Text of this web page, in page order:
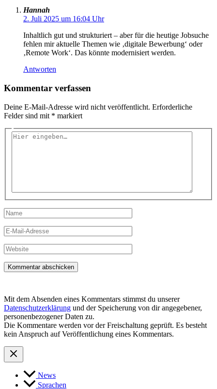
Hannah
2. Juli 2025 um 16:04 Uhr
Inhaltlich gut und strukturiert – aber für die heutige Jobsuche
fehlen mir aktuelle Themen wie ‚digitale Bewerbung‘ oder
‚Remote Work‘. Das könnte modernisiert werden.
Antworten
Kommentar verfassen
Deine E-Mail-Adresse wird nicht veröffentlicht. Erforderliche
Felder sind mit * markiert
Hier
Name
E-
Mail-
Adresse
Website
Mit dem Absenden eines Kommentars stimmst du unserer
Datenschutzerklärung und der Speicherung von dir angegebener,
personenbezogener Daten zu.
Die Kommentare werden vor der Freischaltung geprüft. Es besteht
kein Anspruch auf Veröffentlichung eines Kommentars.
News
Sprachen